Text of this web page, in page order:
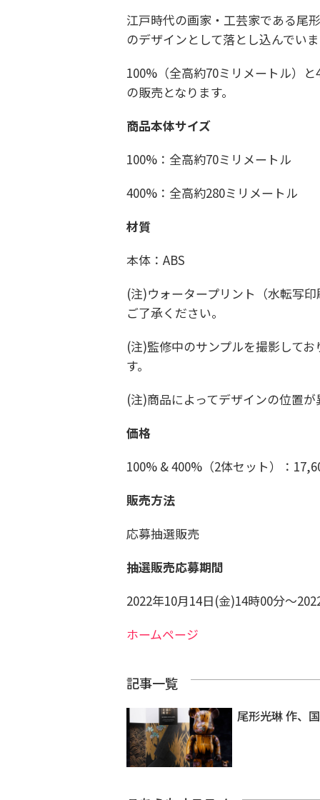
江戸時代の画家・工芸家である尾
のデザインとして落とし込んでいま
100%（全高約70ミリメートル）
の販売となります。
商品本体サイズ
100%：全高約70ミリメートル
400%：全高約280ミリメートル
材質
本体：ABS
(注)ウォータープリント（水転写
ご了承ください。
(注)監修中のサンプルを撮影して
す。
(注)商品によってデザインの位置が
価格
100% & 400%（2体セット）：
販売方法
応募抽選販売
抽選販売応募期間
2022年10月14日(金)14時00分～
ホームページ
記事一覧
尾形光琳 作、